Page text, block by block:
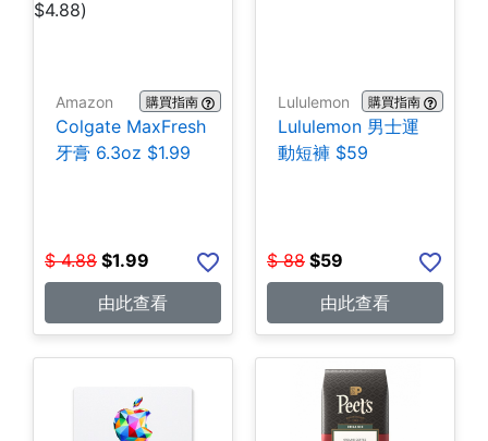
Amazon 購買指南
Colgate MaxFresh
牙膏 6.3oz $1.99
$ 4.88 $1.99
由此查看
Lululemon 購買指南
Lululemon 男士運
動短褲 $59
$ 88 $59
由此查看